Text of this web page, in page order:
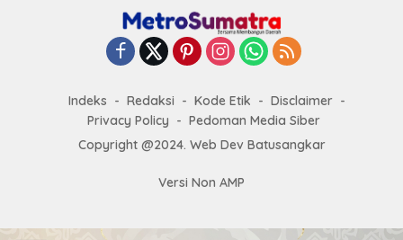
Indeks Redaksi Kode Etik
Disclaimer
Privacy Policy
Pedoman Media Siber
Copyright @2024. Web Dev Batusangkar
Versi Non AMP